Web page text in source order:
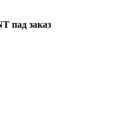
пад заказ